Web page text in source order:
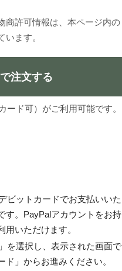
商許可情報は、本ページ内の
います。
注文する
ード可）がご利用可能です。
ビットカードでお支払いいた
す。PayPalアカウントをお持
いただけます。
を選択し、表示された画面で
ド」からお進みください。